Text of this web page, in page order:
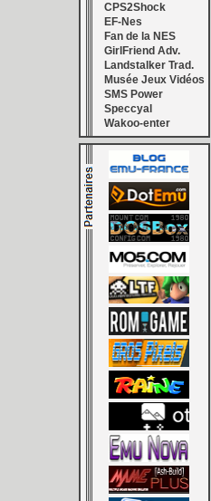
CPS2Shock
EF-Nes
Fan de la NES
GirlFriend Adv.
Landstalker Trad.
Musée Jeux Vidéos
SMS Power
Speccyal
Wakoo-enter